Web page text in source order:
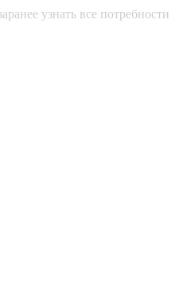
узнать все потребности